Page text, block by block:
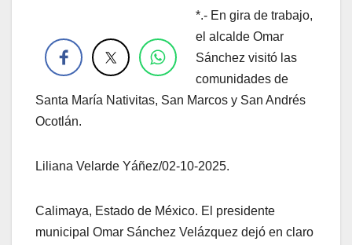
*.- En gira de trabajo,
el alcalde Omar
Sánchez visitó las
comunidades de
Santa María Nativitas, San Marcos y San Andrés
Ocotlán.
Liliana Velarde Yáñez/02-10-2025.
Calimaya, Estado de México. El presidente
municipal Omar Sánchez Velázquez dejó en claro